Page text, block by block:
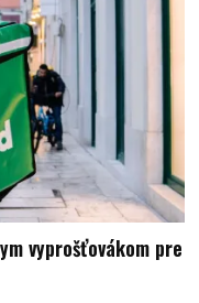
vyprošťovákom pre